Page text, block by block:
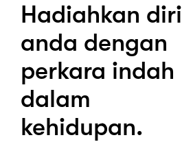
Hadiahkan diri
anda dengan
perkara indah
dalam
kehidupan.